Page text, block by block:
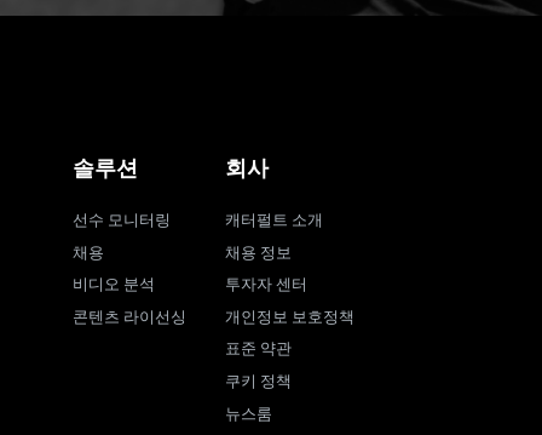
솔루션
선수 모니터링
채용
비디오 분석
콘텐츠 라이선싱
회사
캐터펄트 소개
채용 정보
투자자 센터
개인정보 보호정책
표준 약관
쿠키 정책
뉴스룸